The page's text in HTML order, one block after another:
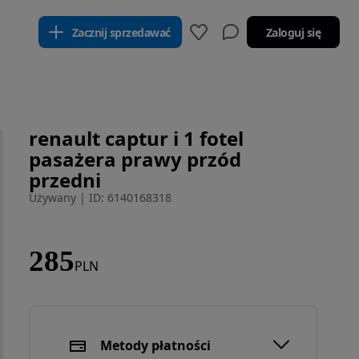
Zacznij sprzedawać Zaloguj się
renault captur i 1 fotel
pasażera prawy przód
przedni
Używany | ID: 6140168318
285PLN
Metody płatności